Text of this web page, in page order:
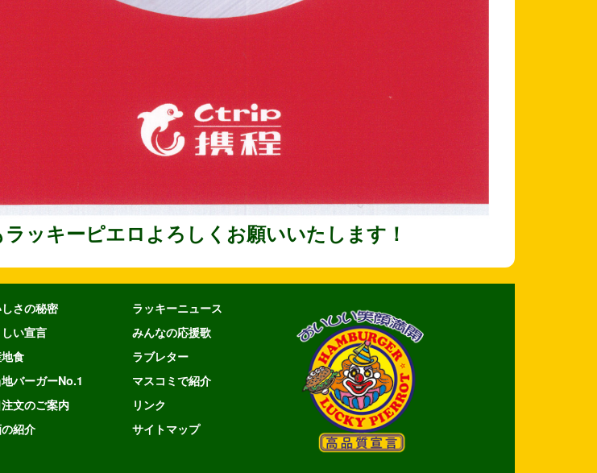
ッキーピエロよろしくお願いいたします！
さの秘密
い宣言
食
バーガーNo.1
文のご案内
紹介
ラッキーニュース
みんなの応援歌
ラブレター
マスコミで紹介
リンク
サイトマップ